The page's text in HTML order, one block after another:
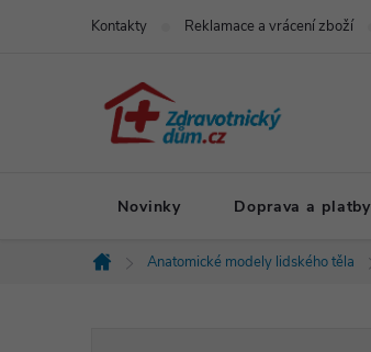
Kontakty Reklamace a vrácení zboží
Novinky Doprava a platby
Domů
Anatomické modely lidského těla